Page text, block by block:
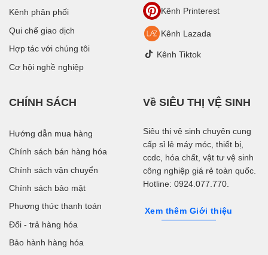
Kênh phân phối
Qui chế giao dịch
Hợp tác với chúng tôi
Cơ hội nghề nghiệp
Kênh Printerest
Kênh Lazada
Kênh Tiktok
CHÍNH SÁCH
Hướng dẫn mua hàng
Chính sách bán hàng hóa
Chính sách vận chuyển
Chính sách bảo mật
Phương thức thanh toán
Đổi - trả hàng hóa
Bảo hành hàng hóa
Về SIÊU THỊ VỆ SINH
Siêu thị vệ sinh chuyên cung
cấp sỉ lẻ máy móc, thiết bị,
ccdc, hóa chất, vật tư vệ sinh
công nghiệp giá rẻ toàn quốc.
Hotline: 0924.077.770.
Xem thêm Giới thiệu